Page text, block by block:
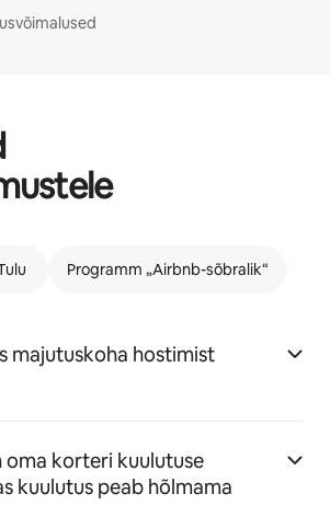
Programm „Airbnb-sõbralik“
majutuskoha hostimist
oma korteri kuulutuse
kuulutus peab hõlmama